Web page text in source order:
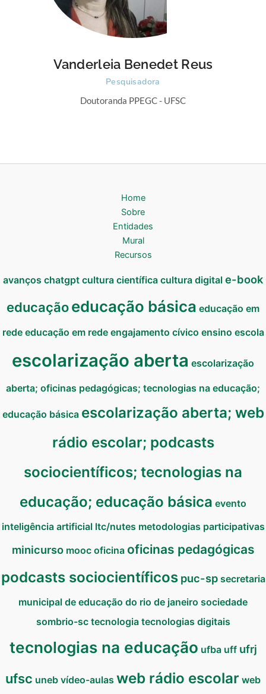
Vanderleia Benedet Reus
Pesquisadora
Doutoranda PPEGC - UFSC
Home
Sobre
Entidades
Mural
Recursos
avanços chatgpt cultura científica cultura digital e-book
educaçãoeducação básica educação em
rede educação em rede engajamento cívico ensino escola
escolarização aberta escolarização
aberta; oficinas pedagógicas; tecnologias na educação;
educação básica escolarização aberta; web
rádio escolar; podcasts
sociocientíficos; tecnologias na
educação; educação básica evento
inteligência artificial ltc/nutes metodologias participativas
minicurso mooc oficina oficinas pedagógicas
podcasts sociocientíficos puc-sp secretaria
municipal de educação do rio de janeiro sociedade
sombrio-sc tecnologia tecnologias digitais
tecnologias na educação ufba uff ufrj
ufsc uneb vídeo-aulas web rádio escolar web